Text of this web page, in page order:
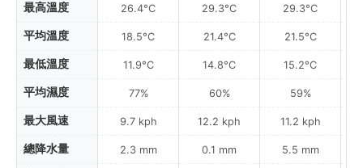
最高溫度
平均溫度
最低溫度
平均濕度
最大風速
總降水量
26.4°C
18.5°C
11.9°C
77%
9.7 kph
2.3 mm
29.3°C
21.4°C
14.8°C
60%
12.2 kph
0.1 mm
29.3°C
21.5°C
15.2°C
59%
11.2 kph
5.5 mm